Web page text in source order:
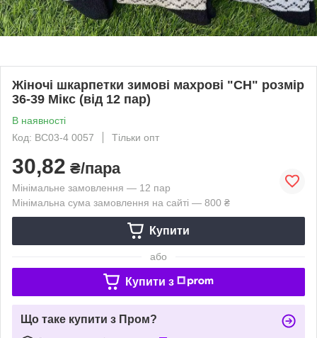
Жіночі шкарпетки зимові махрові "CH" розмір
36-39 Мікс (від 12 пар)
В наявності
Код: BC03-4 0057
Тільки опт
30,82 ₴/пара
Мінімальне замовлення — 12 пар
Мінімальна сума замовлення на сайті — 800 ₴
Купити
або
Купити з
Що таке купити з Пром?